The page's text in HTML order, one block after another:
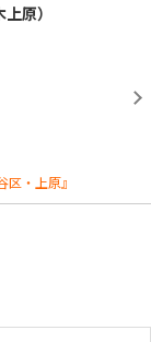
原）
・上原』